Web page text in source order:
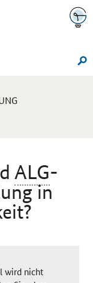
ALG-
in
wird nicht